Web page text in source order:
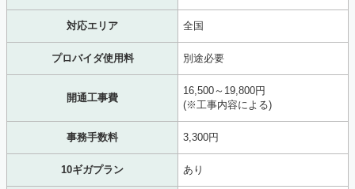
対応エリア 全国
プロバイダ使用料 別途必要
開通工事費
16,500～19,800円
(※工事内容による)
事務手数料 3,300円
10ギガプラン あり